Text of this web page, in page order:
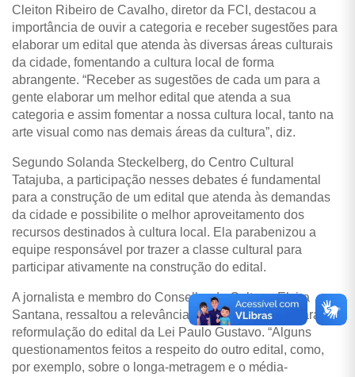
Cleiton Ribeiro de Cavalho, diretor da FCI, destacou a
importância de ouvir a categoria e receber sugestões para
elaborar um edital que atenda às diversas áreas culturais
da cidade, fomentando a cultura local de forma
abrangente. “Receber as sugestões de cada um para a
gente elaborar um melhor edital que atenda a sua
categoria e assim fomentar a nossa cultura local, tanto na
arte visual como nas demais áreas da cultura”, diz.
Segundo Solanda Steckelberg, do Centro Cultural
Tatajuba, a participação nesses debates é fundamental
para a construção de um edital que atenda às demandas
da cidade e possibilite o melhor aproveitamento dos
recursos destinados à cultura local. Ela parabenizou a
equipe responsável por trazer a classe cultural para
participar ativamente na construção do edital.
A jornalista e membro do Conselho de Cultura, Elvira
Santana, ressaltou a relevância desses encontros para a
reformulação do edital da Lei Paulo Gustavo. “Alguns
questionamentos feitos a respeito do outro edital, como,
por exemplo, sobre o longa-metragem e o média-